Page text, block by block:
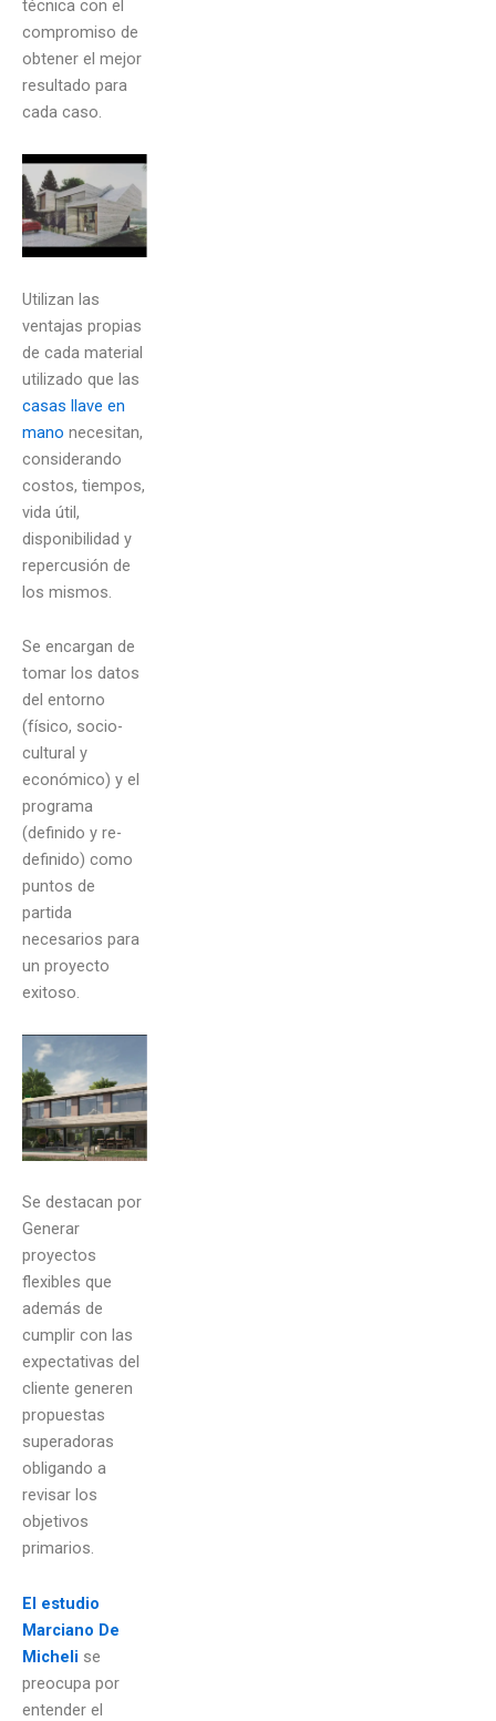
técnica con el
compromiso de
obtener el mejor
resultado para
cada caso.
Utilizan las
ventajas propias
de cada material
utilizado que las
casas llave en
mano necesitan,
considerando
costos, tiempos,
vida útil,
disponibilidad y
repercusión de
los mismos.
Se encargan de
tomar los datos
del entorno
(físico, socio-
cultural y
económico) y el
programa
(definido y re-
definido) como
puntos de
partida
necesarios para
un proyecto
exitoso.
Se destacan por
Generar
proyectos
flexibles que
además de
cumplir con las
expectativas del
cliente generen
propuestas
superadoras
obligando a
revisar los
objetivos
primarios.
El estudio
Marciano De
Micheli se
preocupa por
entender el